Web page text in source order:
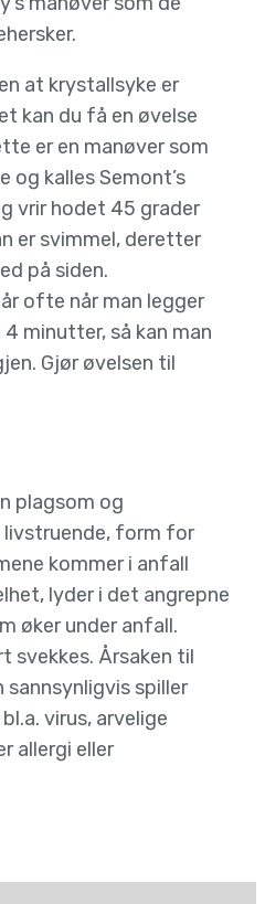
at krystallsyke er
kan du få en øvelse
er en manøver som
og kalles Semont’s
vrir hodet 45 grader
er svimmel, deretter
på siden.
ofte når man legger
minutter, så kan man
Gjør øvelsen til
plagsom og
livstruende, form for
kommer i anfall
lyder i det angrepne
øker under anfall.
svekkes. Årsaken til
sannsynligvis spiller
virus, arvelige
allergi eller